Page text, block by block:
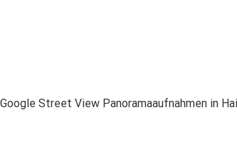
Street View Panoramaaufnahmen in